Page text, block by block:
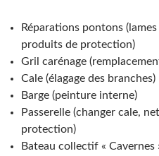
Réparations pontons
produits de protection)
Gril carénage
Cale (élagage des branches)
Barge (peinture interne)
Passerelle (changer cale,
protection)
Bateau collectif «